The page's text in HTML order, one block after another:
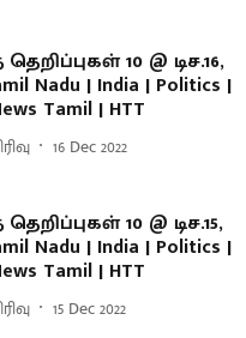
10 @ டிச.16,
Nadu | India | Politics |
Tamil | HTT
16 Dec 2022
10 @ டிச.15,
Nadu | India | Politics |
Tamil | HTT
15 Dec 2022